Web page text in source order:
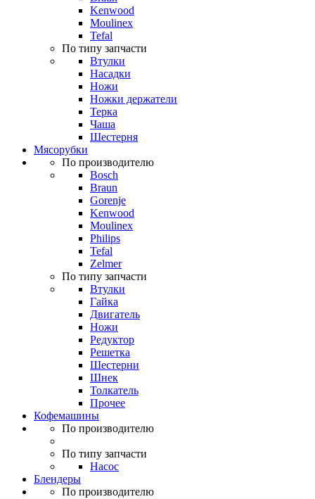
Kenwood
Moulinex
Tefal
По типу запчасти
Втулки
Насадки
Ножи
Ножки держатели
Терка
Чаша
Шестерня
Мясорубки
По производителю
Bosch
Braun
Gorenje
Kenwood
Moulinex
Philips
Tefal
Zelmer
По типу запчасти
Втулки
Гайка
Двигатель
Ножи
Редуктор
Решетка
Шестерни
Шнек
Толкатель
Прочее
Кофемашины
По производителю
По типу запчасти
Насос
Блендеры
По производителю